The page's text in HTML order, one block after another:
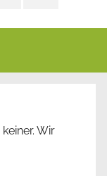
Gruppe
Wir